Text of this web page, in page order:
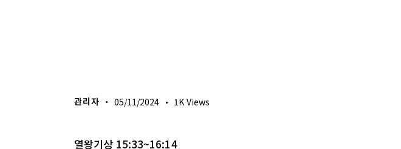
관리자 05/11/2024 1K Views
열왕기상 15:33~16:14